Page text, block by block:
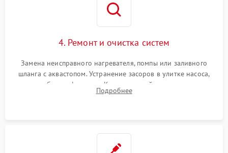
4. Ремонт и очистка систем
Замена неисправного нагревателя, помпы или заливного
шланга с аквастопом. Устранение засоров в улитке насоса,
патрубках и фильтрах. Компонентный ремонт платы
управления, восстановление поврежденной проводки.
Подробнее